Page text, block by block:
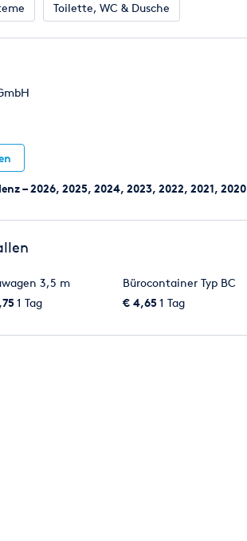
Toilette, WC & Dusche
– 2026, 2025, 2024, 2023, 2022, 2021, 2020
3,5 m
1 Tag
Bürocontainer Typ BC
€ 4,651 Tag